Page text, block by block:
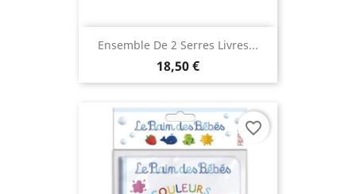
Ensemble De 2 Serres Livres...
18,50 €
favorite_border